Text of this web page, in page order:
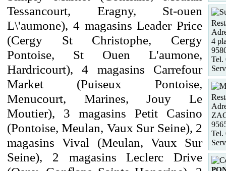
Tessancourt, Eragny, St-ouen
L\'aumone), 4 magasins Leader Price
(Cergy St Christophe, Cergy
Pontoise, St Ouen L'aumone,
Hardricourt), 4 magasins Carrefour
Market (Puiseux Pontoise,
Menucourt, Marines, Jouy Le
Moutier), 3 magasins Petit Casino
(Pontoise, Meulan, Vaux Sur Seine), 2
magasins Vival (Meulan, Vaux Sur
Seine), 2 magasins Leclerc Drive
4
Tel.
Tel.